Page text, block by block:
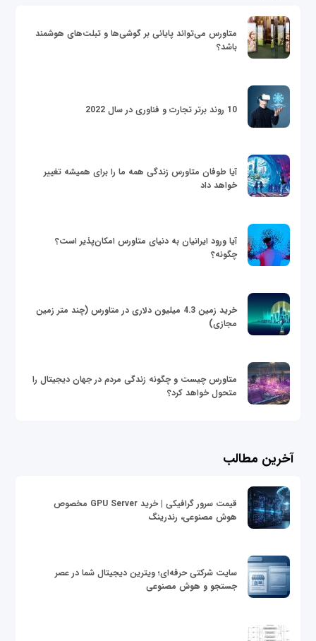
متاورس می‌تواند پایانی بر گوشی‌ها و تبلت‌های هوشمند
باشد؟
10 روند برتر تجارت و فناوری در سال 2022
آیا طوفان متاورس زندگی همه ما را برای همیشه تغییر
خواهد داد
آیا ورود ایرانیان به دنیای متاورس امکان‌پذیر است؟
چگونه؟
خرید زمین 4.3 میلیون دلاری در متاورس (چند متر زمین
مجازی)
متاورس چیست و چگونه زندگی مردم در جهان دیجیتال را
متحول خواهد کرد؟
آخرین مطالب
قیمت سرور گرافیکی | خرید GPU Server مخصوص
هوش مصنوعی، رندرینگ
سایت شرکتی حرفه‌ای؛ ویترین دیجیتال شما در عصر
جستجو و هوش مصنوعی